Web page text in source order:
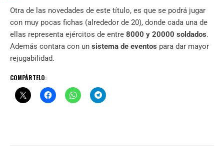
Otra de las novedades de este título, es que se podrá jugar
con muy pocas fichas (alrededor de 20), donde cada una de
ellas representa ejércitos de entre 8000 y 20000 soldados.
Además contara con un sistema de eventos para dar mayor
rejugabilidad.
COMPÁRTELO: